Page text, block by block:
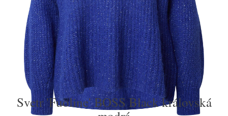
Svetr 'Fuoline' BOSS Black královská